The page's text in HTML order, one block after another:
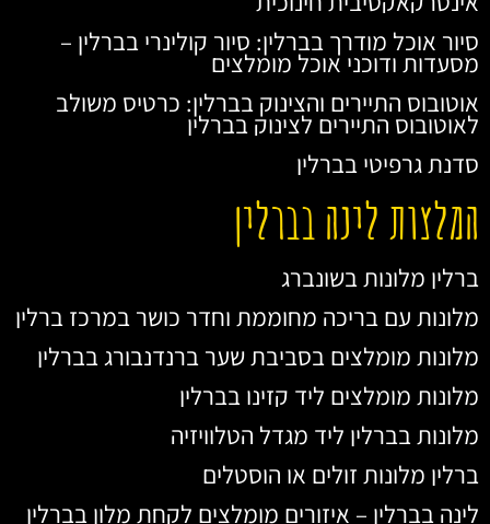
סיור אוכל מודרך בברלין: סיור קולינרי בברלין –
מסעדות ודוכני אוכל מומלצים
אוטובוס התיירים והצינוק בברלין: כרטיס משולב
לאוטובוס התיירים לצינוק בברלין
סדנת גרפיטי בברלין
המלצות לינה בברלין
ברלין מלונות בשונברג
מלונות עם בריכה מחוממת וחדר כושר במרכז ברלין
מלונות מומלצים בסביבת שער ברנדנבורג בברלין
מלונות מומלצים ליד קזינו בברלין
מלונות בברלין ליד מגדל הטלוויזיה
ברלין מלונות זולים או הוסטלים
לינה בברלין – איזורים מומלצים לקחת מלון בברלין